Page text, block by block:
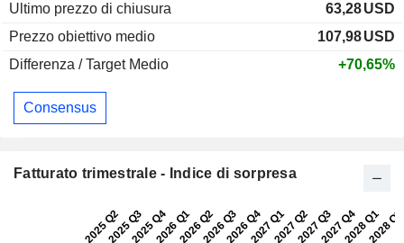
Ultimo prezzo di chiusura
63,28USD
Prezzo obiettivo medio
107,98USD
Differenza / Target Medio
+70,65%
Consensus
Fatturato trimestrale - Indice di sorpresa